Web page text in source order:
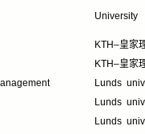
University
KTH–皇家
KTH–皇家
Lunds
Lunds
Lunds